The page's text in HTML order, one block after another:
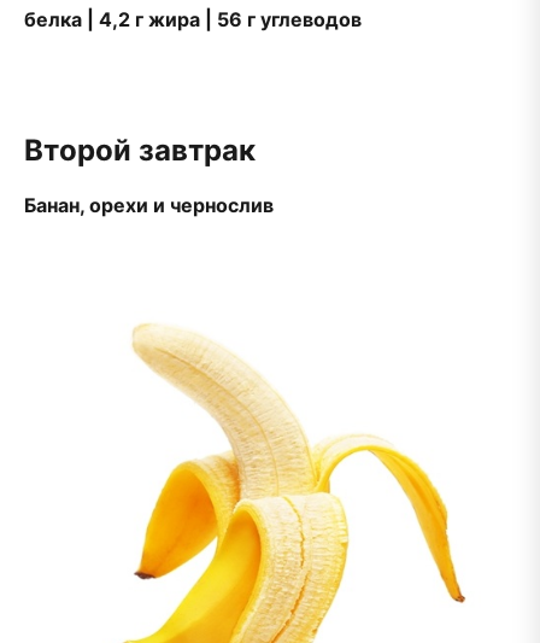
белка | 4,2 г жира | 56 г углеводов
Второй завтрак
Банан, орехи и чернослив